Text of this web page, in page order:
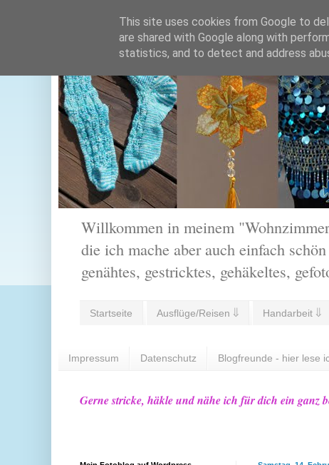
Willkommen in meinem
die ich mache aber auch einfach
genähtes, gestricktes, gehäkeltes,
Startseite Ausflüge/Reisen ⇓ Handarbeit ⇓
Impressum Datenschutz Blogfreunde - hier lese
Gerne stricke, häkle und nähe ich für dich ein ganz
This site uses cookies from Google to
are shared with Google along with
statistics, and to detect and address